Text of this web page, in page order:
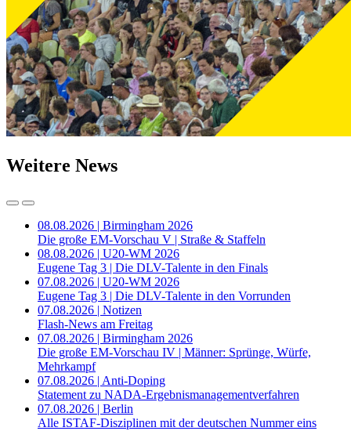
Weitere News
08.08.2026 | Birmingham 2026
Die große EM-Vorschau V | Straße & Staffeln
08.08.2026 | U20-WM 2026
Eugene Tag 3 | Die DLV-Talente in den Finals
07.08.2026 | U20-WM 2026
Eugene Tag 3 | Die DLV-Talente in den Vorrunden
07.08.2026 | Notizen
Flash-News am Freitag
07.08.2026 | Birmingham 2026
Die große EM-Vorschau IV | Männer: Sprünge, Würfe,
Mehrkampf
07.08.2026 | Anti-Doping
Statement zu NADA-Ergebnismanagementverfahren
07.08.2026 | Berlin
Alle ISTAF-Disziplinen mit der deutschen Nummer eins